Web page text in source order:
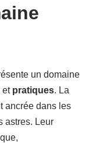
un domaine
et pratiques. La
ancrée dans les
astres. Leur